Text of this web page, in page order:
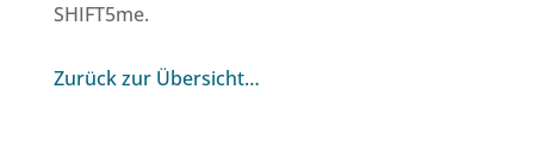
SHIFT5me.
Zurück zur Übersicht…